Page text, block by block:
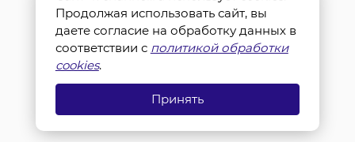
Продолжая использовать сайт, вы
даете согласие на обработку данных в
соответствии с политикой обработки
cookies.
Принять